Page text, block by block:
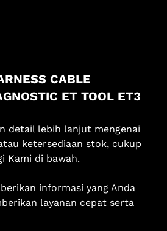
CABLE
ET TOOL ET3
detail lebih lanjut mengenai
ketersediaan stok, cukup
Kami di bawah.
informasi yang Anda
layanan cepat serta